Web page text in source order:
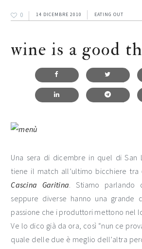
0 14 DICEMBRE 2010 EATING OUT
wine is a good
Una sera di dicembre in quel di San
tiene il match all’ultimo bicchiere tra
Cascina Garitina. Stiamo parlando
seppure diverse hanno una grande
passione che i produttori mettono nel
Ve lo dico già da ora, così “nun ce
quale delle due è meglio dell’altra